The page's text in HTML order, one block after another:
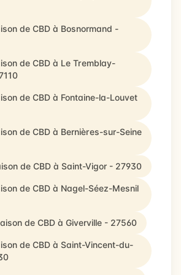
de CBD à Bosnormand -
de CBD à Le Tremblay-
de CBD à Fontaine-la-Louvet
de CBD à Bernières-sur-Seine
de CBD à Saint-Vigor - 27930
de CBD à Nagel-Séez-Mesnil
de CBD à Giverville - 27560
de CBD à Saint-Vincent-du-